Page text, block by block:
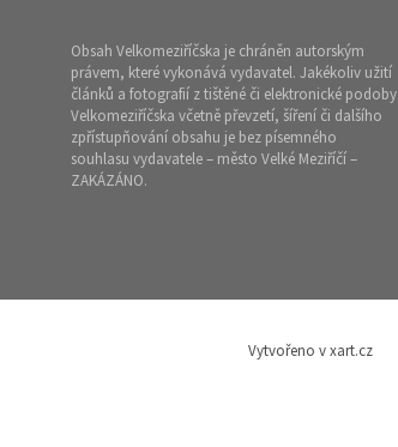
Obsah Velkomeziříčska je chráněn autorským
právem, které vykonává vydavatel. Jakékoliv užití
článků a fotografií z tištěné či elektronické podoby
Velkomeziříčska včetně převzetí, šíření či dalšího
zpřístupňování obsahu je bez písemného
souhlasu vydavatele – město Velké Meziříčí –
ZAKÁZÁNO.
Vytvořeno v xart.cz